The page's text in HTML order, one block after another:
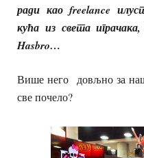
ради као freelance
кућа из света
Hasbro…
Више него довљно за
све почело?